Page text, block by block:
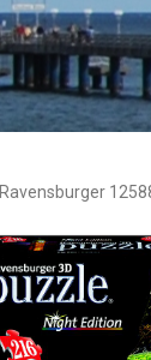
Ravensburger